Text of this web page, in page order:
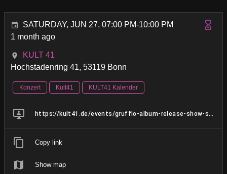
SATURDAY, JUN 27, 07:00 PM-10:00 PM
1 month ago
KULT 41
Hochstadenring 41, 53119 Bonn
Konzert Kult41 KULT41 Kalender
https://kult41.de/events/grufflo-album-release-show-senior-scum
Copy link
Show map